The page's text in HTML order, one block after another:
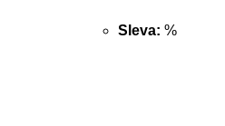
Sleva: %